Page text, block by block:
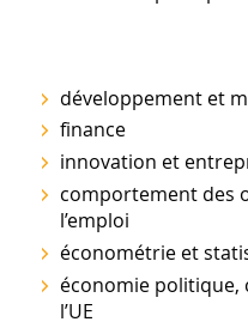
développement et
finance
innovation et
comportement des
l’emploi
économétrie et
économie
l’UE